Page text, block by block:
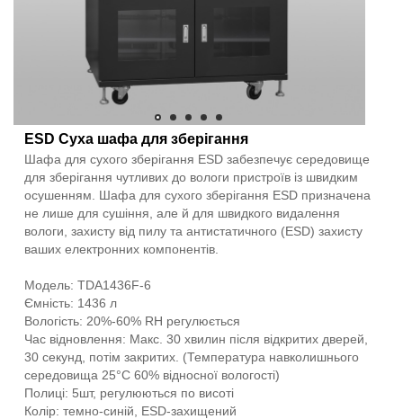
ESD Суха шафа для зберігання
Шафа для сухого зберігання ESD забезпечує середовище
для зберігання чутливих до вологи пристроїв із швидким
осушенням. Шафа для сухого зберігання ESD призначена
не лише для сушіння, але й для швидкого видалення
вологи, захисту від пилу та антистатичного (ESD) захисту
ваших електронних компонентів.
Модель: TDA1436F-6
Ємність: 1436 л
Вологість: 20%-60% RH регулюється
Час відновлення: Макс. 30 хвилин після відкритих дверей,
30 секунд, потім закритих. (Температура навколишнього
середовища 25°C 60% відносної вологості)
Полиці: 5шт, регулюються по висоті
Колір: темно-синій, ESD-захищений